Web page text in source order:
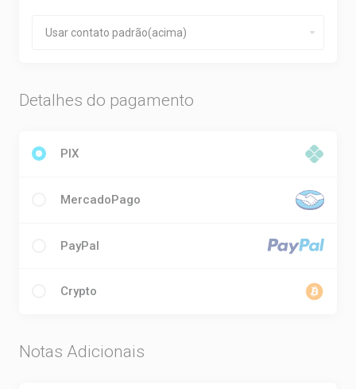
Detalhes do pagamento
PIX
MercadoPago
PayPal
Crypto
Notas Adicionais